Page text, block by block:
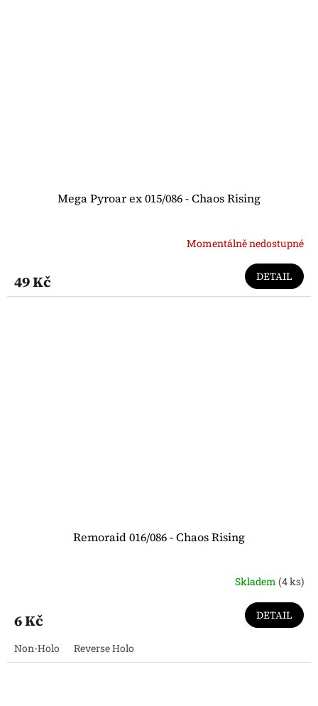
Mega Pyroar ex 015/086 - Chaos Rising
Momentálně nedostupné
49 Kč DETAIL
Remoraid 016/086 - Chaos Rising
Skladem (4 ks)
6 Kč DETAIL
Non-Holo Reverse Holo